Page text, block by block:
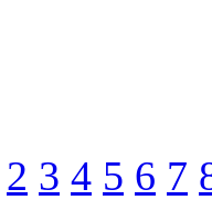
2 3 4 5 6 7